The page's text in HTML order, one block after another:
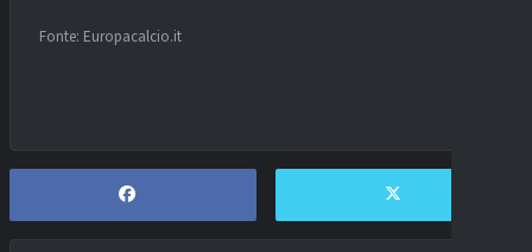
Fonte: Europacalcio.it